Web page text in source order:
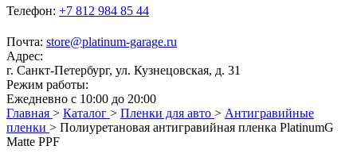
Телефон: +7 812 984 85 44
Почта: store@platinum-garage.ru
Адрес:
г. Санкт-Петербург, ул. Кузнецовская, д. 31
Режим работы:
Ежедневно с 10:00 до 20:00
Главная > Каталог > Пленки для авто > Антигравийные
пленки > Полиуретановая антигравийная пленка PlatinumG
Matte PPF